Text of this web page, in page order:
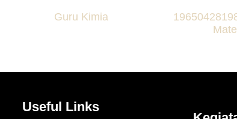
Guru Kimia
Useful Links